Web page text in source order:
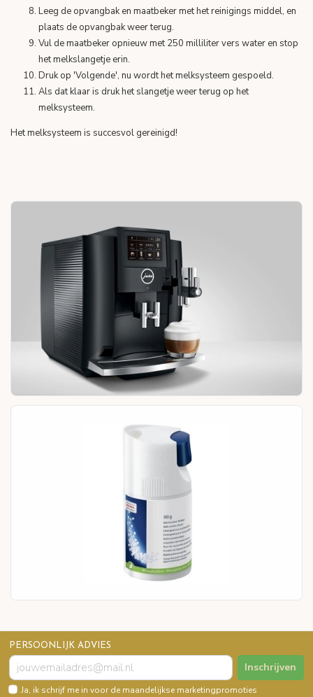
Leeg de opvangbak en maatbeker met het reinigings middel, en
plaats de opvangbak weer terug.
Vul de maatbeker opnieuw met 250 milliliter vers water en stop
het melkslangetje erin.
Druk op 'Volgende', nu wordt het melksysteem gespoeld.
Als dat klaar is druk het slangetje weer terug op het
melksysteem.
Het melksysteem is succesvol gereinigd!
PERSOONLIJK ADVIES
Inschrijven
Ja, ik schrijf me in voor de maandelijkse marketingpromoties